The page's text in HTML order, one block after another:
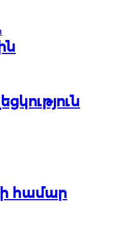
համար